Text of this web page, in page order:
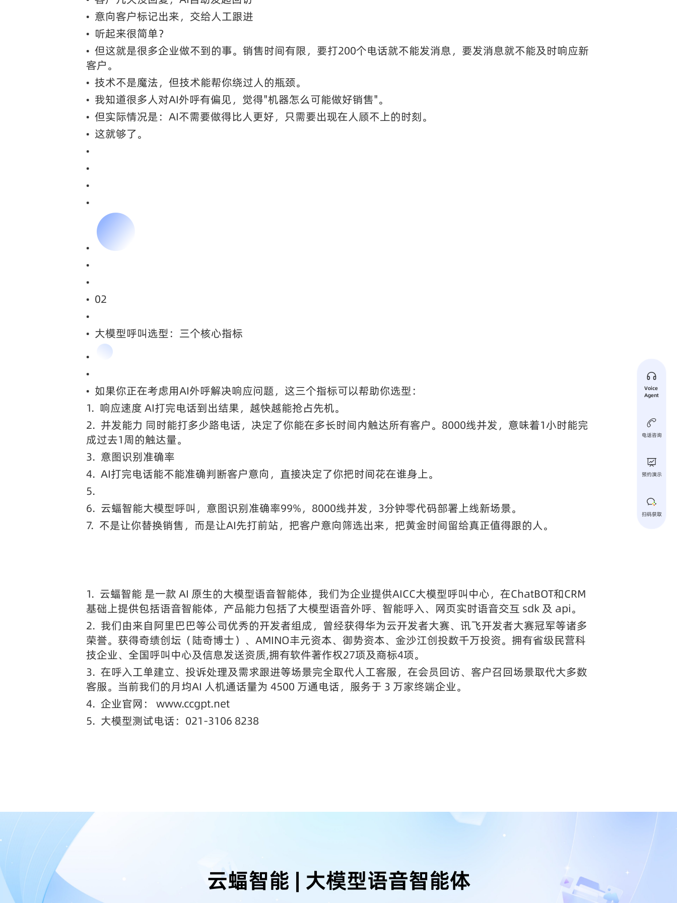
Voice
Agent
电话咨询
预约演示
扫码获取
• 意向客户标记出来，交给人工跟进
• 听起来很简单？
• 但这就是很多企业做不到的事。销售时间有限，要打200个电话就不能发消息，要发消息就不能及时响应新
客户。
• 技术不是魔法，但技术能帮你绕过人的瓶颈。
• 我知道很多人对AI外呼有偏见，觉得"机器怎么可能做好销售"。
• 但实际情况是：AI不需要做得比人更好，只需要出现在人顾不上的时刻。
• 这就够了。
•
•
•
•
•
•
•
• 02
•
• 大模型呼叫选型：三个核心指标
•
•
• 如果你正在考虑用AI外呼解决响应问题，这三个指标可以帮助你选型：
1. 响应速度 AI打完电话到出结果，越快越能抢占先机。
2. 并发能力 同时能打多少路电话，决定了你能在多长时间内触达所有客户。8000线并发，意味着1小时能完
成过去1周的触达量。
3. 意图识别准确率
4. AI打完电话能不能准确判断客户意向，直接决定了你把时间花在谁身上。
5.
6. 云蝠智能大模型呼叫，意图识别准确率99%，8000线并发，3分钟零代码部署上线新场景。
7. 不是让你替换销售，而是让AI先打前站，把客户意向筛选出来，把黄金时间留给真正值得跟的人。
1. 云蝠智能 是一款 AI 原生的大模型语音智能体，我们为企业提供AICC大模型呼叫中心，在ChatBOT和CRM
基础上提供包括语音智能体，产品能力包括了大模型语音外呼、智能呼入、网页实时语音交互 sdk 及 api。
2. 我们由来自阿里巴巴等公司优秀的开发者组成，曾经获得华为云开发者大赛、讯飞开发者大赛冠军等诸多
荣誉。获得奇绩创坛（陆奇博士）、AMINO丰元资本、御势资本、金沙江创投数千万投资。拥有省级民营科
技企业、全国呼叫中心及信息发送资质,拥有软件著作权27项及商标4项。
3. 在呼入工单建立、投诉处理及需求跟进等场景完全取代人工客服，在会员回访、客户召回场景取代大多数
客服。当前我们的月均AI 人机通话量为 4500 万通电话，服务于 3 万家终端企业。
4. 企业官网： www.ccgpt.net
5. 大模型测试电话：021-3106 8238
云蝠智能 | 大模型语音智能体